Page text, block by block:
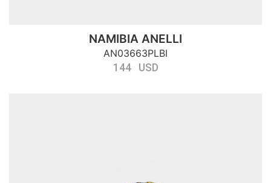
NAMIBIA ANELLI
AN03663PLBI
144 USD